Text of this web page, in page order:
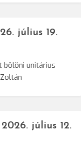
július 19.
bölöni unitárius
július 12.